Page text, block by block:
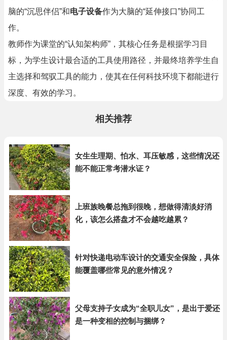
脑的“沉思伴侣”和电子设备作为大脑的“延伸接口”协同工
作。
教师作为课堂的“认知架构师”，其核心任务是根据学习目
标，为学生设计最合适的工具使用路径，并最终培养学生自
主选择和驾驭工具的能力，使其在任何科技环境下都能进行
深度、有效的学习。
相关推荐
女生生理期、怕水、耳压敏感，这些情况还
能不能正常考潜水证？
上班族晚餐总拖到很晚，想做得清淡好消
化，该怎么搭盘才不会越吃越累？
针对快递电动车设计的交通安全保险，具体
能覆盖哪些常见的意外情况？
父母支持子女成为“全职儿女”，是出于爱还
是一种变相的控制与捆绑？